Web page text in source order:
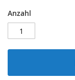
Anzahl